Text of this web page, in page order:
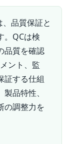
品質保証と
。QCは検
品質を確認
ント、監
証する仕組
品特性、
の調整力を